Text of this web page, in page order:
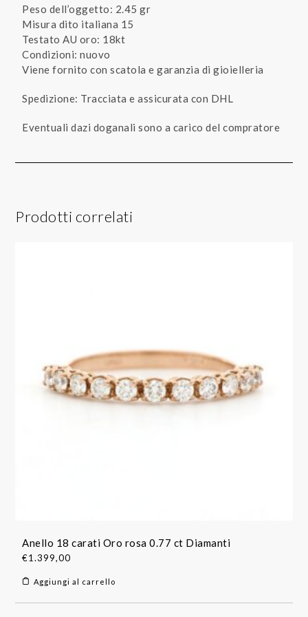
Peso dell’oggetto: 2.45 gr
Misura dito italiana 15
Testato AU oro: 18kt
Condizioni: nuovo
Viene fornito con scatola e garanzia di gioielleria
Spedizione: Tracciata e assicurata con DHL
Eventuali dazi doganali sono a carico del compratore
Prodotti correlati
Anello 18 carati Oro rosa 0.77 ct Diamanti
€1.399,00
Aggiungi al carrello